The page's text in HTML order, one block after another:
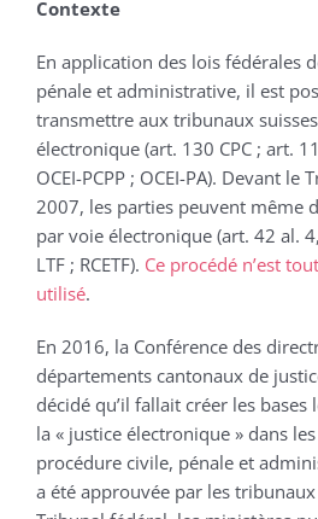
Contexte
En application des lois fédérales
pénale et administrative, il est
transmettre aux tribunaux
électronique (art. 130 CPC ; art.
OCEI-PCPP ; OCEI-PA). Devant
2007, les parties peuvent même
par voie électronique (art. 42 al.
LTF ; RCETF). Ce procédé n’est
utilisé.
En 2016, la Conférence des
départements cantonaux de
décidé qu’il fallait créer les
la « justice électronique » dans
procédure civile, pénale et
a été approuvée par les